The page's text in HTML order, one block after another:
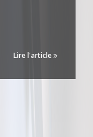
Lire l'article